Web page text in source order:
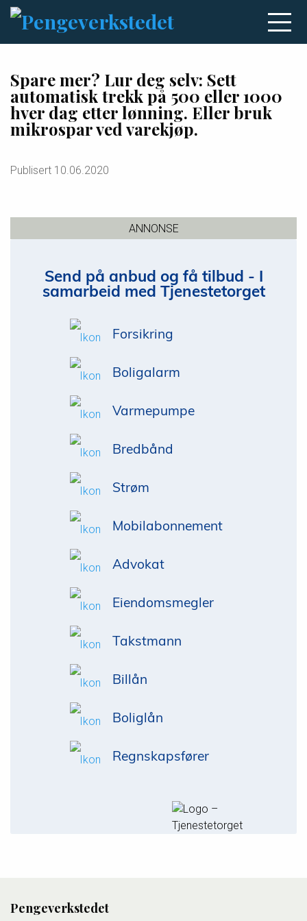
Spare mer? Lur deg selv: Sett
automatisk trekk på 500 eller 1000
hver dag etter lønning. Eller bruk
mikrospar ved varekjøp.
Publisert 10.06.2020
ANNONSE
Send på anbud og få tilbud - I
samarbeid med Tjenestetorget
Forsikring
Boligalarm
Varmepumpe
Bredbånd
Strøm
Mobilabonnement
Advokat
Eiendomsmegler
Takstmann
Billån
Boliglån
Regnskapsfører
Pengeverkstedet